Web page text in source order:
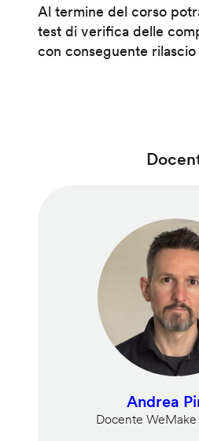
Al termine del corso
test di verifica delle
con conseguente
Andrea
Docente